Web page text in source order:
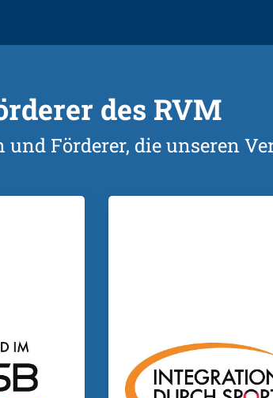
des RVM
und Förderer, die unseren